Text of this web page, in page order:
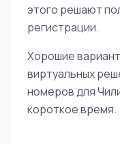
этого решают
регистрации.
Хорошие
виртуальных
номеров для
короткое время.